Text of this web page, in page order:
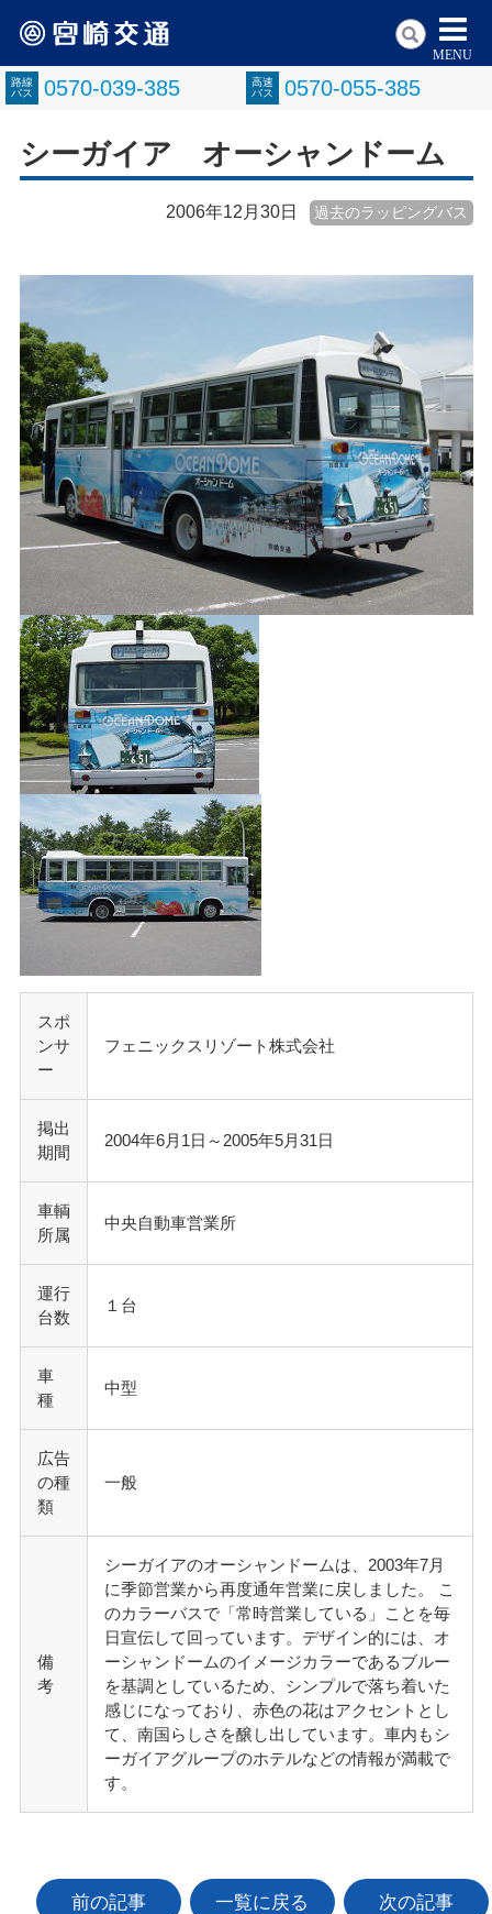
路線
バス
0570-039-385
高速
バス
0570-055-385
MENU
シーガイア オーシャンドーム
2006年12月30日 過去のラッピングバス
スポ
ンサ
ー
フェニックスリゾート株式会社
掲出
期間
2004年6月1日～2005年5月31日
車輌
所属
中央自動車営業所
運行
台数
１台
車
種
中型
広告
の種
類
一般
備
考
シーガイアのオーシャンドームは、2003年7月
に季節営業から再度通年営業に戻しました。 こ
のカラーバスで「常時営業している」ことを毎
日宣伝して回っています。デザイン的には、オ
ーシャンドームのイメージカラーであるブルー
を基調としているため、シンプルで落ち着いた
感じになっており、赤色の花はアクセントとし
て、南国らしさを醸し出しています。車内もシ
ーガイアグループのホテルなどの情報が満載で
す。
前の記事 一覧に戻る 次の記事